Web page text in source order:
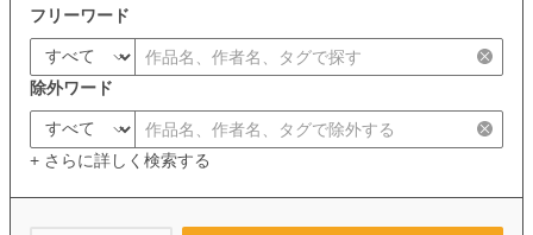
フリーワード
除外ワード
+ さらに詳しく検索する